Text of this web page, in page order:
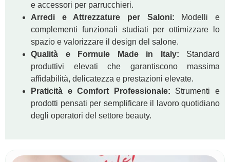
e accessori per parrucchieri.
Arredi e Attrezzature per Saloni: Modelli e
complementi funzionali studiati per ottimizzare lo
spazio e valorizzare il design del salone.
Qualità e Formule Made in Italy: Standard
produttivi elevati che garantiscono massima
affidabilità, delicatezza e prestazioni elevate.
Praticità e Comfort Professionale: Strumenti e
prodotti pensati per semplificare il lavoro quotidiano
degli operatori del settore beauty.